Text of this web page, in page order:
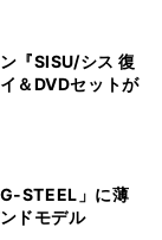
『SISU/シス 復
＆DVDセットが
STEEL」に薄
ドモデル